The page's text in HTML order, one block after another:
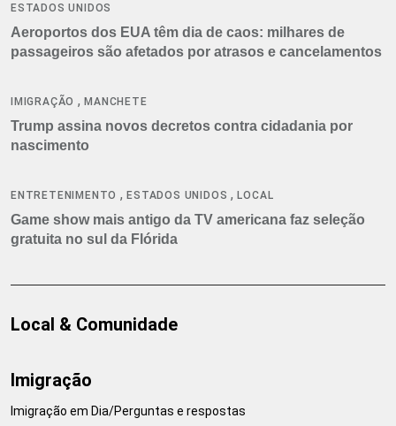
ESTADOS UNIDOS
Aeroportos dos EUA têm dia de caos: milhares de
passageiros são afetados por atrasos e cancelamentos
IMIGRAÇÃO ,MANCHETE
Trump assina novos decretos contra cidadania por
nascimento
ENTRETENIMENTO ,ESTADOS UNIDOS ,LOCAL
Game show mais antigo da TV americana faz seleção
gratuita no sul da Flórida
Local & Comunidade
Imigração
Imigração em Dia/Perguntas e respostas